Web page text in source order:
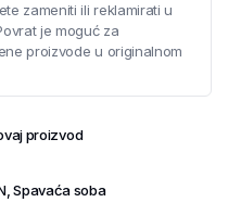
zameniti ili reklamirati u
je moguć za
proizvode u originalnom
proizvod
,Spavaća soba